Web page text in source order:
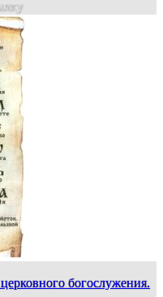
богослужения.